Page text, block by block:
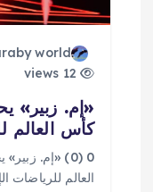
world
12 views
كأس العالم